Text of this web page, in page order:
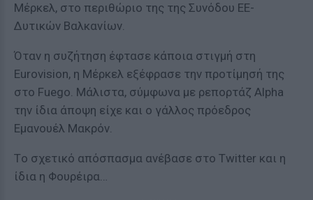
Μέρκελ, στο περιθώριο της της Συνόδου ΕΕ-
Δυτικών Βαλκανίων.
Όταν η συζήτηση έφτασε κάποια στιγμή στη
Eurovision, η Μέρκελ εξέφρασε την προτίμησή της
στο Fuego. Μάλιστα, σύμφωνα με ρεπορτάζ Alpha
την ίδια άποψη είχε και ο γάλλος πρόεδρος
Εμανουέλ Μακρόν.
Tο σχετικό απόσπασμα ανέβασε στο Τwitter και η
ίδια η Φουρέιρα…